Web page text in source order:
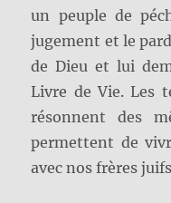
un peuple de
jugement et le
de Dieu et lui
Livre de Vie. Les
résonnent des
permettent de
avec nos frères